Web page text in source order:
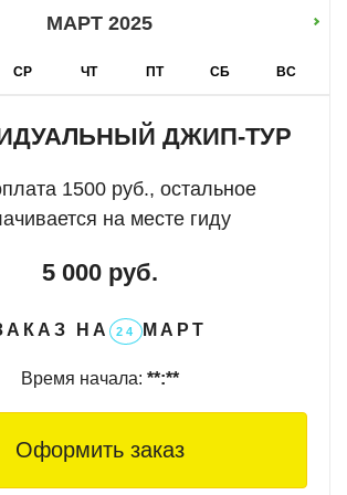
бездорожьям, вдыхая свежий
.
заброшенные форты и
мосты, хранящие в себе
для себяуникальную архитектуру
нетронутую красоту дикой
время замирает, а душа наполняется
МАРТ 2025
СР ЧТ ПТ СБ ВС
ДЖИП-ТУР
1500 руб., остальное
на месте гиду
5 000 руб.
НА 24 МАРТ
Время начала: **:**
Оформить заказ